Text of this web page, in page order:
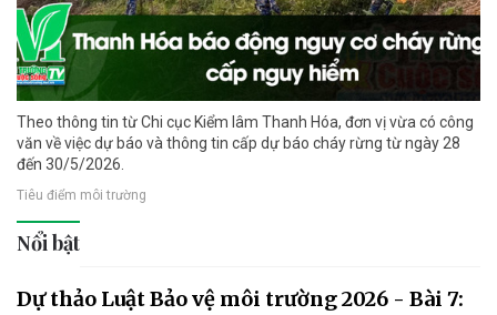
Theo thông tin từ Chi cục Kiểm lâm Thanh Hóa, đơn vị vừa có công
văn về việc dự báo và thông tin cấp dự báo cháy rừng từ ngày 28
đến 30/5/2026.
Tiêu điểm môi trường
Nổi bật
Dự thảo Luật Bảo vệ môi trường 2026 - Bài 7: